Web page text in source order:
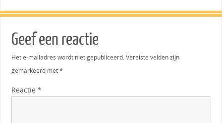
Geef een reactie
Het e-mailadres wordt niet gepubliceerd. Vereiste velden zijn
gemarkeerd met*
Reactie *